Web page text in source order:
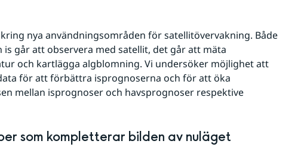
nya användningsområden för satellitövervakning. Både
is går att observera med satellit, det går att mäta
och kartlägga algblomning. Vi undersöker möjlighet att
för att förbättra isprognoserna och för att öka
mellan isprognoser och havsprognoser respektive
som kompletterar bilden av nuläget